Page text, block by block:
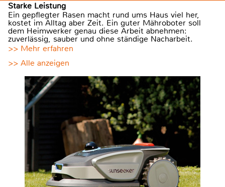
Starke Leistung
Ein gepflegter Rasen macht rund ums Haus viel her,
kostet im Alltag aber Zeit. Ein guter Mähroboter soll
dem Heimwerker genau diese Arbeit abnehmen:
zuverlässig, sauber und ohne ständige Nacharbeit.
>> Mehr erfahren
>> Alle anzeigen